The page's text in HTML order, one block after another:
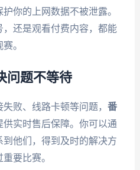
你的上网数据不被泄露。
还是观看付费内容，都能
。
问题不等待
败、线路卡顿等问题， 番
实时售后保障。你可以通
他们，得到及时的解决方
要比赛。